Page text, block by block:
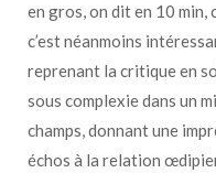
en gros, on dit en 10 min,
c’est néanmoins
reprenant la critique en
sous complexie dans un
champs, donnant une
échos à la relation